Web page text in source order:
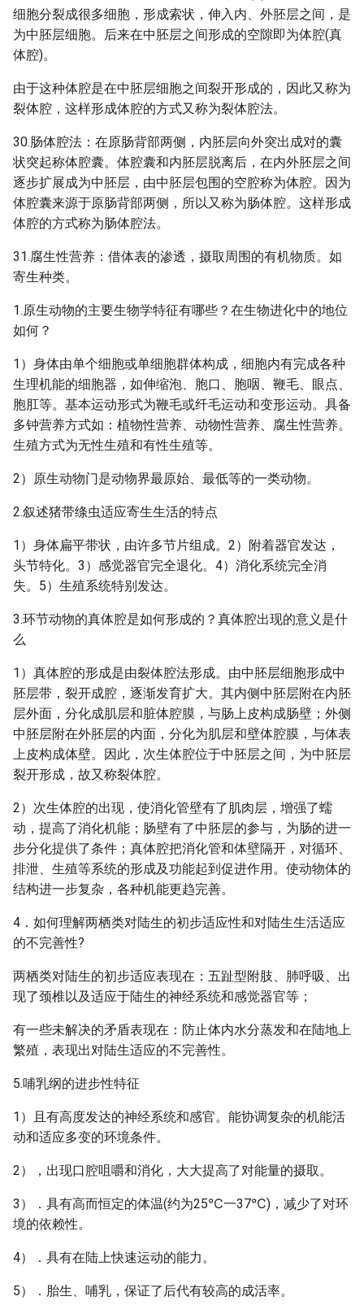
细胞分裂成很多细胞，形成索状，伸入内、外胚层之间，是
为中胚层细胞。后来在中胚层之间形成的空隙即为体腔(真
体腔)。
由于这种体腔是在中胚层细胞之间裂开形成的，因此又称为
裂体腔，这样形成体腔的方式又称为裂体腔法。
30.肠体腔法：在原肠背部两侧，内胚层向外突出成对的囊
状突起称体腔囊。体腔囊和内胚层脱离后，在内外胚层之间
逐步扩展成为中胚层，由中胚层包围的空腔称为体腔。因为
体腔囊来源于原肠背部两侧，所以又称为肠体腔。这样形成
体腔的方式称为肠体腔法。
31.腐生性营养：借体表的渗透，摄取周围的有机物质。如
寄生种类。
1.原生动物的主要生物学特征有哪些？在生物进化中的地位
如何？
1）身体由单个细胞或单细胞群体构成，细胞内有完成各种
生理机能的细胞器，如伸缩泡、胞口、胞咽、鞭毛、眼点、
胞肛等。基本运动形式为鞭毛或纤毛运动和变形运动。具备
多钟营养方式如：植物性营养、动物性营养、腐生性营养。
生殖方式为无性生殖和有性生殖等。
2）原生动物门是动物界最原始、最低等的一类动物。
2.叙述猪带绦虫适应寄生生活的特点
1）身体扁平带状，由许多节片组成。2）附着器官发达，
头节特化。3）感觉器官完全退化。4）消化系统完全消
失。5）生殖系统特别发达。
3.环节动物的真体腔是如何形成的？真体腔出现的意义是什
么
1）真体腔的形成是由裂体腔法形成。由中胚层细胞形成中
胚层带，裂开成腔，逐渐发育扩大。其内侧中胚层附在内胚
层外面，分化成肌层和脏体腔膜，与肠上皮构成肠壁；外侧
中胚层附在外胚层的内面，分化为肌层和壁体腔膜，与体表
上皮构成体壁。因此，次生体腔位于中胚层之间，为中胚层
裂开形成，故又称裂体腔。
2）次生体腔的出现，使消化管壁有了肌肉层，增强了蠕
动，提高了消化机能；肠壁有了中胚层的参与，为肠的进一
步分化提供了条件；真体腔把消化管和体壁隔开，对循环、
排泄、生殖等系统的形成及功能起到促进作用。使动物体的
结构进一步复杂，各种机能更趋完善。
4．如何理解两栖类对陆生的初步适应性和对陆生生活适应
的不完善性?
两栖类对陆生的初步适应表现在：五趾型附肢、肺呼吸、出
现了颈椎以及适应于陆生的神经系统和感觉器官等；
有一些未解决的矛盾表现在：防止体内水分蒸发和在陆地上
繁殖，表现出对陆生适应的不完善性。
5.哺乳纲的进步性特征
1）且有高度发达的神经系统和感官。能协调复杂的机能活
动和适应多变的环境条件。
2），出现口腔咀嚼和消化，大大提高了对能量的摄取。
3）．具有高而恒定的体温(约为25℃一37℃)，减少了对环
境的依赖性。
4）．具有在陆上快速运动的能力。
5）．胎生、哺乳，保证了后代有较高的成活率。